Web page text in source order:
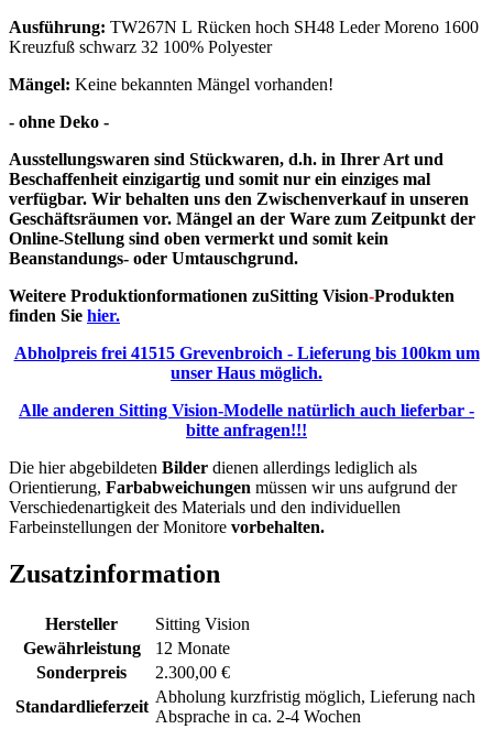
Ausführung: TW267N L Rücken hoch SH48 Leder Moreno 1600
Kreuzfuß schwarz 32 100% Polyester
Mängel: Keine bekannten Mängel vorhanden!
- ohne Deko -
Ausstellungswaren sind Stückwaren, d.h. in Ihrer Art und
Beschaffenheit einzigartig und somit nur ein einziges mal
verfügbar. Wir behalten uns den Zwischenverkauf in unseren
Geschäftsräumen vor. Mängel an der Ware zum Zeitpunkt der
Online-Stellung sind oben vermerkt und somit kein
Beanstandungs- oder Umtauschgrund.
Weitere Produktionformationen zuSitting Vision-Produkten
finden Sie hier.
Abholpreis frei 41515 Grevenbroich - Lieferung bis 100km um
unser Haus möglich.
Alle anderen Sitting Vision-Modelle natürlich auch lieferbar -
bitte anfragen!!!
Die hier abgebildeten Bilder dienen allerdings lediglich als
Orientierung, Farbabweichungen müssen wir uns aufgrund der
Verschiedenartigkeit des Materials und den individuellen
Farbeinstellungen der Monitore vorbehalten.
Zusatzinformation
Hersteller
Sitting Vision
Gewährleistung
12 Monate
Sonderpreis
2.300,00 €
Standardlieferzeit
Abholung kurzfristig möglich, Lieferung nach
Absprache in ca. 2-4 Wochen